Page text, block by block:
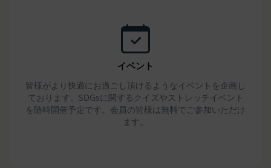
イベント
皆様がより快適にお過ごし頂けるようなイベントを企画し
ております。SDGsに関するクイズやストレッチイベント
を随時開催予定です。会員の皆様は無料でご参加いただけ
ます。
します。ただし、当社は、これにより、会員に対す
る義務を免れることはできないものとします。
ことにより、免責されるものとします。
当社が相当の安全策を講じたにもかかわらず通信回
線やコンピュータなどに障害が生じ、システムの中